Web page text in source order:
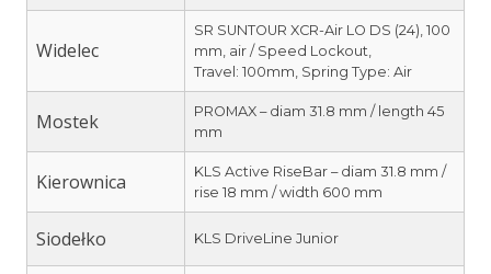
Widelec
SR SUNTOUR XCR-Air LO DS (24), 100
mm, air / Speed Lockout,
Travel: 100mm, Spring Type: Air
Mostek
PROMAX – diam 31.8 mm / length 45
mm
Kierownica
KLS Active RiseBar – diam 31.8 mm /
rise 18 mm / width 600 mm
Siodełko KLS DriveLine Junior